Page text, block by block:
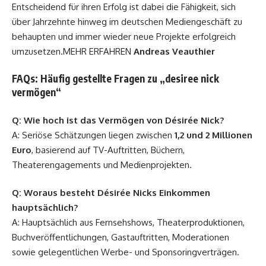
Entscheidend für ihren Erfolg ist dabei die Fähigkeit, sich
über Jahrzehnte hinweg im deutschen Mediengeschäft zu
behaupten und immer wieder neue Projekte erfolgreich
umzusetzen.MEHR ERFAHREN Andreas Veauthier
FAQs: Häufig gestellte Fragen zu „desiree nick
vermögen“
Q: Wie hoch ist das Vermögen von Désirée Nick?
A: Seriöse Schätzungen liegen zwischen 1,2 und 2 Millionen
Euro, basierend auf TV-Auftritten, Büchern,
Theaterengagements und Medienprojekten.
Q: Woraus besteht Désirée Nicks Einkommen
hauptsächlich?
A: Hauptsächlich aus Fernsehshows, Theaterproduktionen,
Buchveröffentlichungen, Gastauftritten, Moderationen
sowie gelegentlichen Werbe- und Sponsoringverträgen.